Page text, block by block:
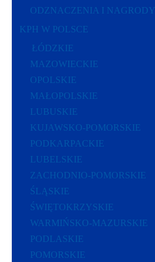
ODZNACZENIA I NAGRODY
KPH W POLSCE
ŁÓDZKIE
MAZOWIECKIE
OPOLSKIE
MAŁOPOLSKIE
LUBUSKIE
KUJAWSKO-POMORSKIE
PODKARPACKIE
LUBELSKIE
ZACHODNIO-POMORSKIE
ŚLĄSKIE
ŚWIĘTOKRZYSKIE
WARMIŃSKO-MAZURSKIE
PODLASKIE
POMORSKIE